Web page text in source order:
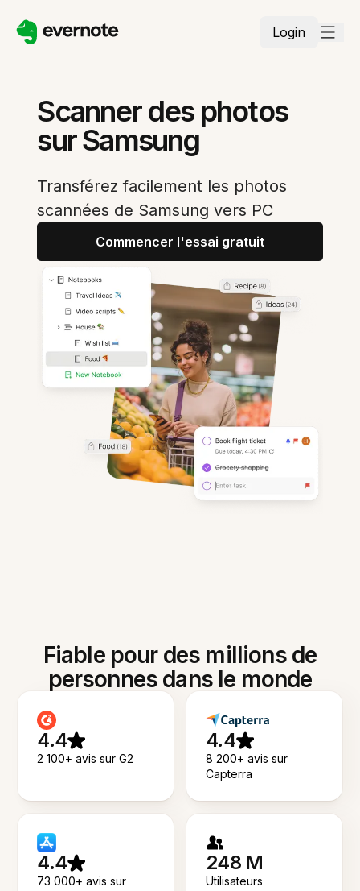
Login
Scanner des photos
sur Samsung
Transférez facilement les photos
scannées de Samsung vers PC
Commencer l'essai gratuit
Fiable pour des millions de
personnes dans le monde
4.4
2 100+ avis sur G2
4.4
8 200+ avis sur
Capterra
4.4
73 000+ avis sur
248 M
Utilisateurs